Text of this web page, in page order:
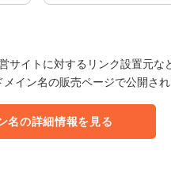
サイトに対するリンク設置元な
イン名の販売ページで公開され
名の詳細情報を見る